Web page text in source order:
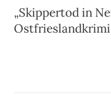
„Skippertod in